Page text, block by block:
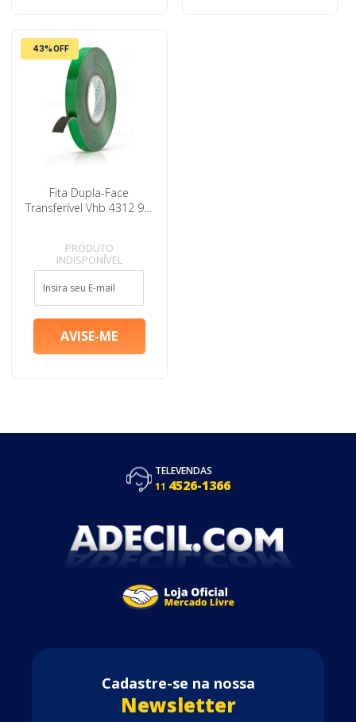
43% OFF
Fita Dupla-Face
Transferível Vhb 4312 9,5
PRODUTO
INDISPONÍVEL
TELEVENDAS
11 4526-1366
Cadastre-se na nossa
Newsletter